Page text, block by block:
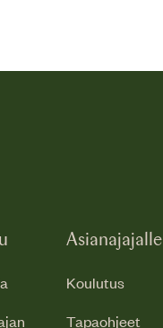
Asianajajalle
Koulutus
Tapaohjeet